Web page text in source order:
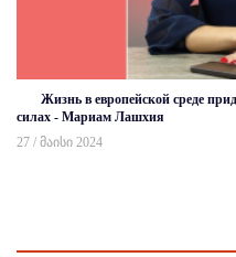
Жизнь в европейской среде
силах - Мариам Лашхия
27 / მაისი 2024